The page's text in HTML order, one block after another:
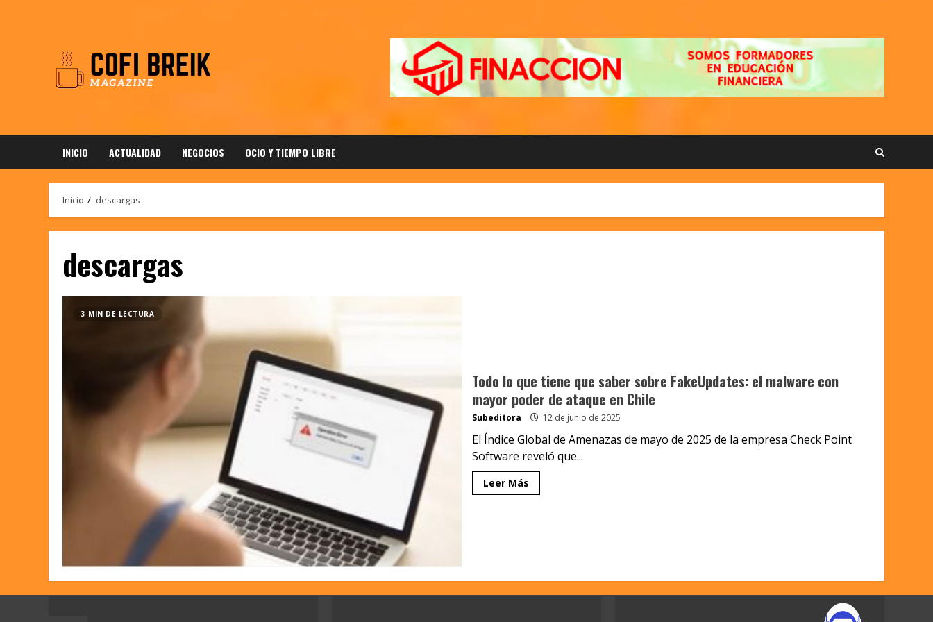
INICIO ACTUALIDAD NEGOCIOS OCIO Y TIEMPO LIBRE
Inicio descargas
descargas
3 MIN DE LECTURA
Todo lo que tiene que saber sobre FakeUpdates: el malware con
mayor poder de ataque en Chile
Subeditora 12 de junio de 2025
El Índice Global de Amenazas de mayo de 2025 de la empresa Check Point
Software reveló que...
Leer Más